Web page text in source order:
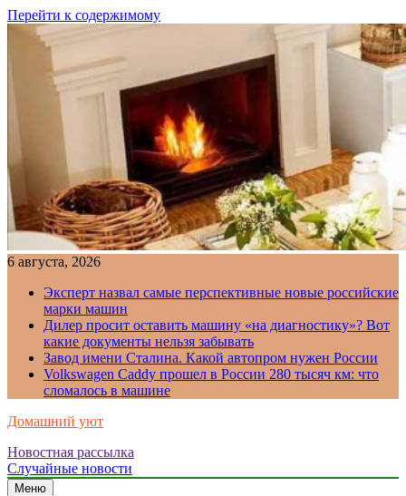
Перейти к содержимому
6 августа, 2026
Эксперт назвал самые перспективные новые российские
марки машин
Дилер просит оставить машину «на диагностику»? Вот
какие документы нельзя забывать
Завод имени Сталина. Какой автопром нужен России
Volkswagen Caddy прошел в России 280 тысяч км: что
сломалось в машине
Домашний уют
Новостная рассылка
Случайные новости
Меню